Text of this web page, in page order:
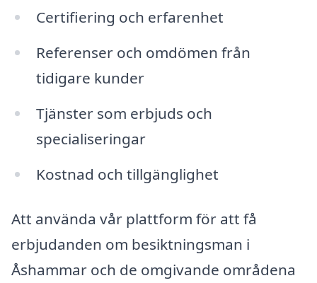
Certifiering och erfarenhet
Referenser och omdömen från
tidigare kunder
Tjänster som erbjuds och
specialiseringar
Kostnad och tillgänglighet
Att använda vår plattform för att få
erbjudanden om besiktningsman i
Åshammar och de omgivande områdena